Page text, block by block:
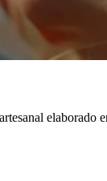
elaborado